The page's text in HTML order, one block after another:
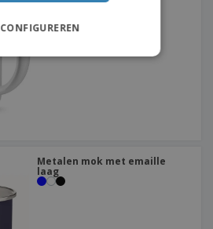
Metalen mok met emaille
laag
CONFIGUREREN